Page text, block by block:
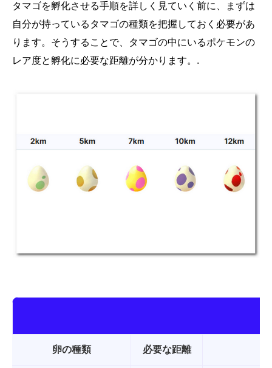
タマゴを孵化させる手順を詳しく見ていく前に、まずは
自分が持っているタマゴの種類を把握しておく必要があ
ります。そうすることで、タマゴの中にいるポケモンの
レア度と孵化に必要な距離が分かります。.
卵の種類 必要な距離